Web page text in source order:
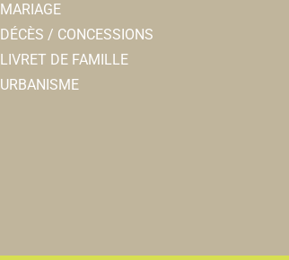
MARIAGE
DÉCÈS / CONCESSIONS
LIVRET DE FAMILLE
URBANISME